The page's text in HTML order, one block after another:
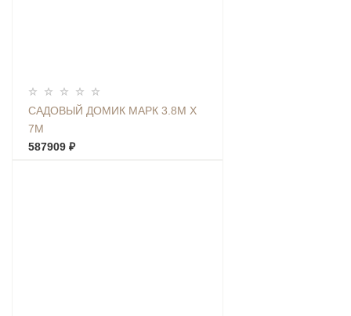
САДОВЫЙ ДОМИК МАРК 3.8М Х
7М
587909 ₽